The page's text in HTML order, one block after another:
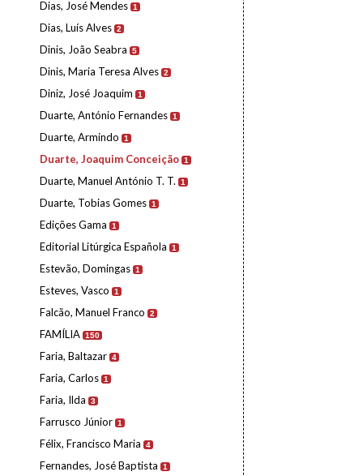
Dias, José Mendes 1
Dias, Luís Alves 2
Dinis, João Seabra 5
Dinis, Maria Teresa Alves 2
Diniz, José Joaquim 1
Duarte, António Fernandes 1
Duarte, Armindo 1
Duarte, Joaquim Conceição 1
Duarte, Manuel António T. T. 1
Duarte, Tobias Gomes 1
Edições Gama 1
Editorial Litúrgica Española 1
Estevão, Domingas 1
Esteves, Vasco 1
Falcão, Manuel Franco 2
FAMÍLIA 150
Faria, Baltazar 4
Faria, Carlos 1
Faria, Ilda 3
Farrusco Júnior 1
Félix, Francisco Maria 4
Fernandes, José Baptista 1